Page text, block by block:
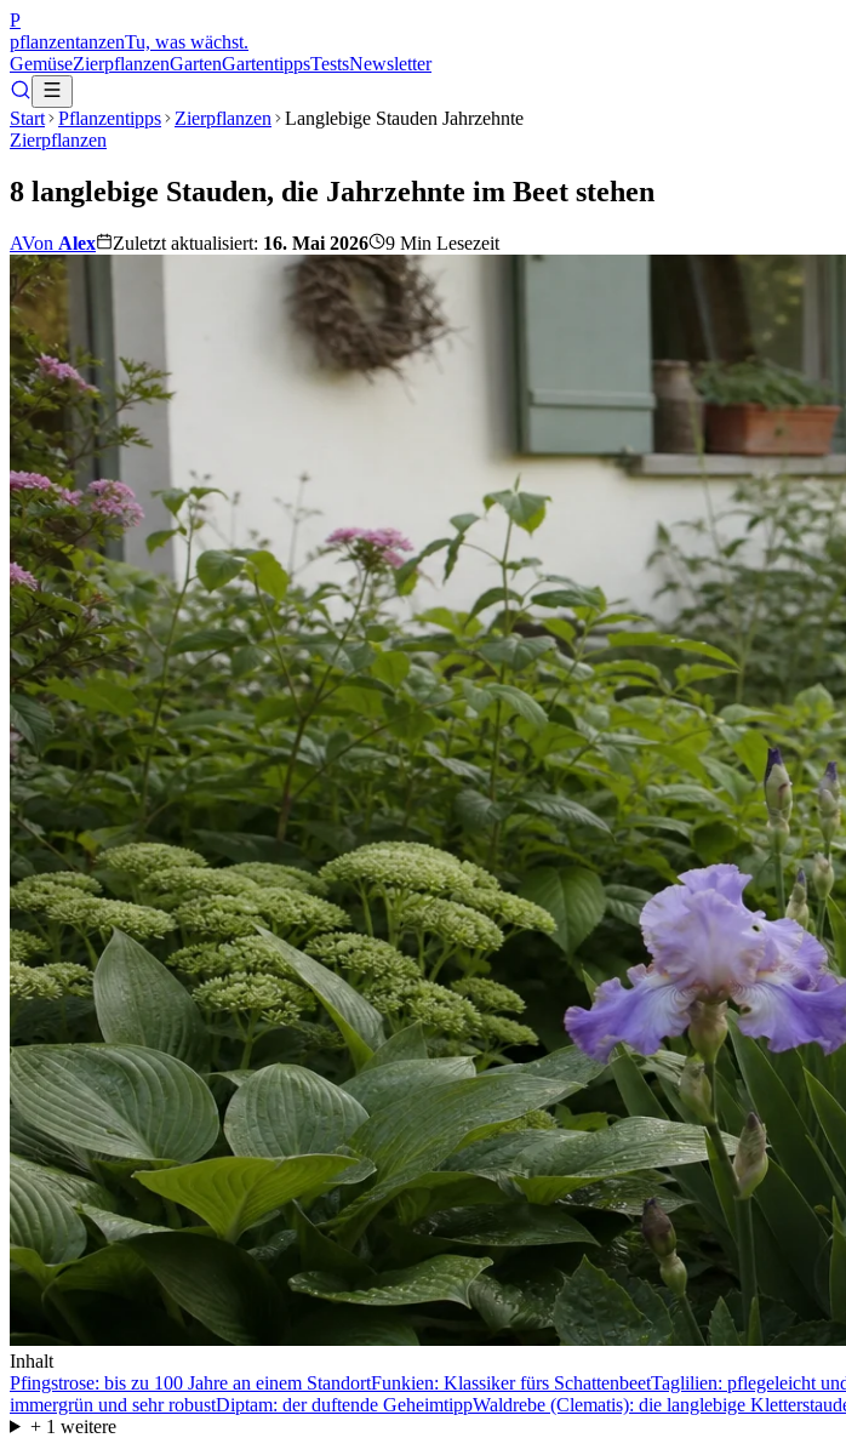
P
pflanzentanzenTu, was wächst.
GemüseZierpflanzenGartenGartentippsTestsNewsletter
Start Pflanzentipps Zierpflanzen
Langlebige Stauden Jahrzehnte
Zierpflanzen
8 langlebige Stauden, die Jahrzehnte im Beet stehen
AVon Alex Zuletzt aktualisiert: 16. Mai 2026 9 Min Lesezeit
Inhalt
Pfingstrose: bis zu 100 Jahre an einem StandortFunkien: Klassiker fürs SchattenbeetTaglilien: pflegeleicht
immergrün und sehr robustDiptam: der duftende GeheimtippWaldrebe (Clematis): die langlebige
+ 1 weitere